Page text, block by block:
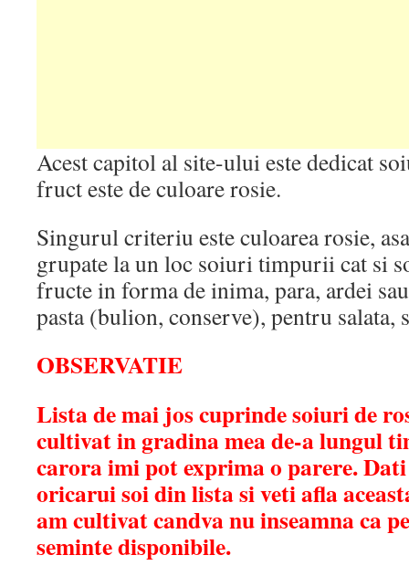
Acest capitol al site-ului este dedicat
fruct este de culoare rosie.
Singurul criteriu este culoarea rosie,
grupate la un loc soiuri timpurii cat si
fructe in forma de inima, para, ardei
pasta (bulion, conserve), pentru salata,
OBSERVATIE
Lista de mai jos cuprinde soiuri de
cultivat in gradina mea de-a lungul
carora imi pot exprima o parere.
oricarui soi din lista si veti afla
am cultivat candva nu inseamna ca
seminte disponibile.